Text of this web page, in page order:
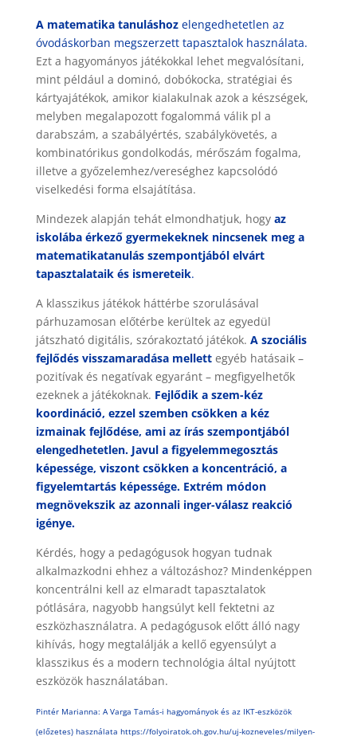
A matematika tanuláshozelengedhetetlen az
óvodáskorban megszerzett tapasztalok használata.
Ezt a hagyományos játékokkal lehet megvalósítani,
mint például a dominó, dobókocka, stratégiai és
kártyajátékok, amikor kialakulnak azok a készségek,
melyben megalapozott fogalommá válik pl a
darabszám, a szabályértés, szabálykövetés, a
kombinatórikus gondolkodás, mérőszám fogalma,
illetve a győzelemhez/vereséghez kapcsolódó
viselkedési forma elsajátítása.
Mindezek alapján tehát elmondhatjuk, hogy az
iskolába érkező gyermekeknek nincsenek meg a
matematikatanulás szempontjából elvárt
tapasztalataik és ismereteik.
A klasszikus játékok háttérbe szorulásával
párhuzamosan előtérbe kerültek az egyedül
játszható digitális, szórakoztató játékok. A szociális
fejlődés visszamaradása mellettegyéb hatásaik –
pozitívak és negatívak egyaránt – megfigyelhetők
ezeknek a játékoknak. Fejlődik a szem-kéz
koordináció, ezzel szemben csökken a kéz
izmainak fejlődése, ami az írás szempontjából
elengedhetetlen. Javul a figyelemmegosztás
képessége, viszont csökken a koncentráció, a
figyelemtartás képessége. Extrém módon
megnövekszik az azonnali inger-válasz reakció
igénye.
Kérdés, hogy a pedagógusok hogyan tudnak
alkalmazkodni ehhez a változáshoz? Mindenképpen
koncentrálni kell az elmaradt tapasztalatok
pótlására, nagyobb hangsúlyt kell fektetni az
eszközhasználatra. A pedagógusok előtt álló nagy
kihívás, hogy megtalálják a kellő egyensúlyt a
klasszikus és a modern technológia által nyújtott
eszközök használatában.
Pintér Marianna: A Varga Tamás-i hagyományok és az IKT-eszközök
(előzetes) használata https://folyoiratok.oh.gov.hu/uj-kozneveles/milyen-